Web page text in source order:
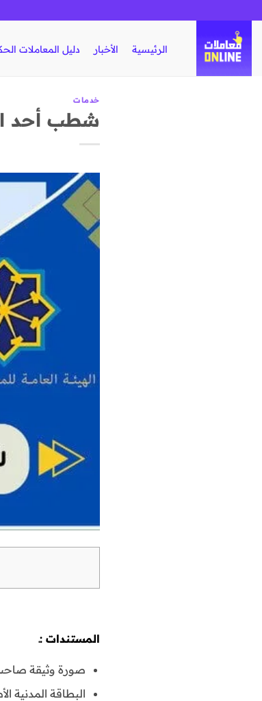
الرئيسية الأخبار دليل المعاملات
خدمات
شطب أحد
المستندات :ـ
صورة وثيقة صاحب
البطاقة المدنية